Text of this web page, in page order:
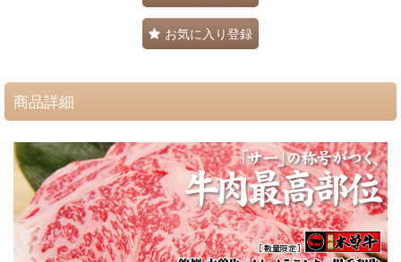
お気に入り登録
商品詳細